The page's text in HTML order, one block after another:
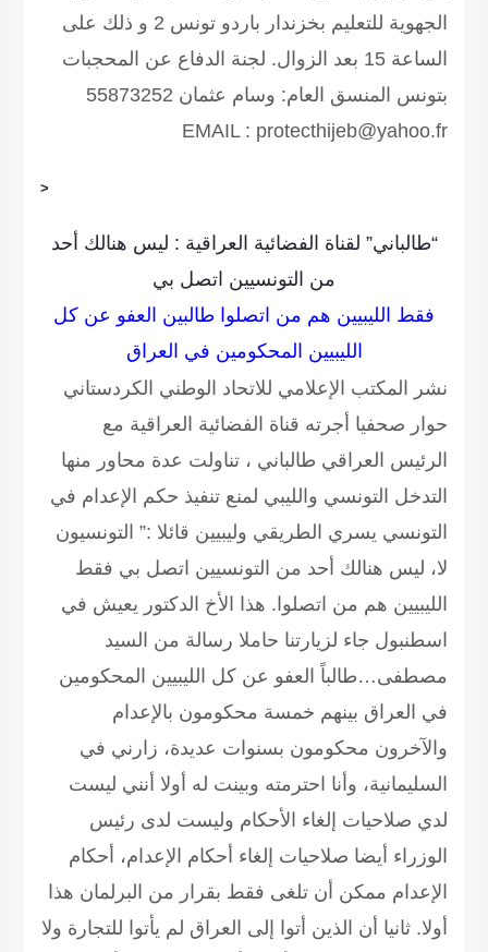
الجهوية للتعليم بخزندار باردو تونس 2 و ذلك على
الساعة 15 بعد الزوال.
لجنة الدفاع عن المحجبات
بتونس المنسق العام: وسام عثمان 55873252
EMAIL : protecthijeb@yahoo.fr
<
“طالباني” لقناة الفضائية العراقية : ليس هنالك أحد
من التونسيين اتصل بي
فقط الليبيين هم من اتصلوا طالبين العفو عن كل
الليبيين المحكومين في العراق
نشر المكتب الإعلامي للاتحاد الوطني الكردستاني
حوار صحفيا أجرته قناة الفضائية العراقية مع
الرئيس العراقي طالباني ، تناولت عدة محاور منها
التدخل التونسي والليبي لمنع تنفيذ حكم الإعدام في
التونسي يسري الطريقي وليبيين قائلا :” التونسيون
لا، ليس هنالك أحد من التونسيين اتصل بي فقط
الليبيين هم من اتصلوا. هذا الأخ الدكتور يعيش في
اسطنبول جاء لزيارتنا حاملا رسالة من السيد
مصطفى…طالباً العفو عن كل الليبيين المحكومين
في العراق بينهم خمسة محكومون بالإعدام
والآخرون محكومون بسنوات عديدة، زارني في
السليمانية، وأنا احترمته وبينت له أولا أنني ليست
لدي صلاحيات إلغاء الأحكام وليست لدى رئيس
الوزراء أيضا صلاحيات إلغاء أحكام الإعدام، أحكام
الإعدام ممكن أن تلغى فقط بقرار من البرلمان هذا
أولا. ثانيا أن الذين أتوا إلى العراق لم يأتوا للتجارة ولا